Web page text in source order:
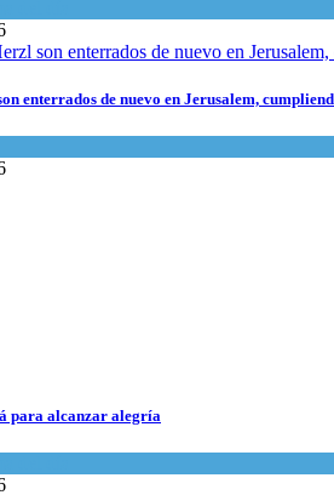
enterrados de nuevo en Jerusalem,
para alcanzar alegría